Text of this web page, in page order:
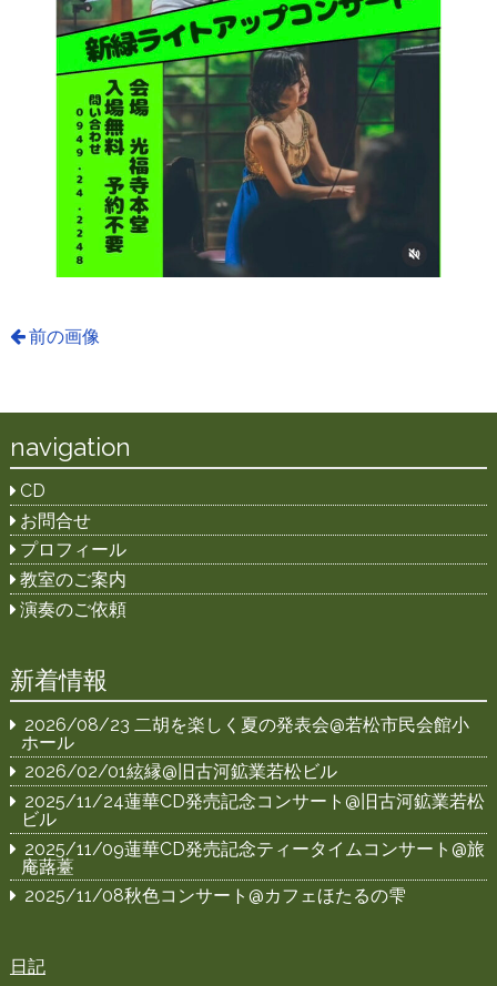
前の画像
navigation
CD
お問合せ
プロフィール
教室のご案内
演奏のご依頼
新着情報
2026/08/23 二胡を楽しく夏の発表会@若松市民会館小
ホール
2026/02/01絃縁@旧古河鉱業若松ビル
2025/11/24蓮華CD発売記念コンサート@旧古河鉱業若松
ビル
2025/11/09蓮華CD発売記念ティータイムコンサート@旅
庵蕗薹
2025/11/08秋色コンサート@カフェほたるの雫
日記